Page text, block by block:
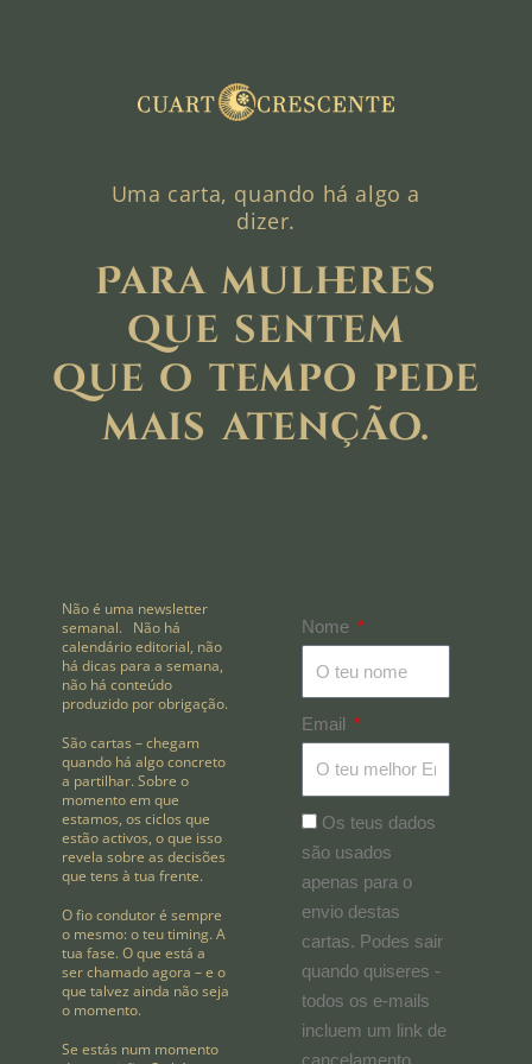
Uma carta, quando há algo a
dizer.
Para mulheres
que sentem
que o tempo pede
mais atenção.
Não é uma newsletter
semanal. Não há
calendário editorial, não
há dicas para a semana,
não há conteúdo
produzido por obrigação.
São cartas – chegam
quando há algo concreto
a partilhar. Sobre o
momento em que
estamos, os ciclos que
estão activos, o que isso
revela sobre as decisões
que tens à tua frente.
O fio condutor é sempre
o mesmo: o teu timing. A
tua fase. O que está a
ser chamado agora – e o
que talvez ainda não seja
o momento.
Se estás num momento
Nome
Email
Os teus dados
são usados
apenas para o
envio destas
cartas. Podes sair
quando quiseres -
todos os e-mails
incluem um link de
cancelamento.